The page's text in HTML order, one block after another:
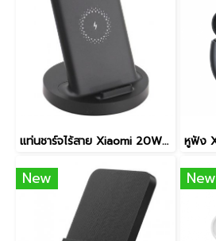
แท่นชาร์จไร้สาย Xiaomi 20W Wireless Charging Stand
New New